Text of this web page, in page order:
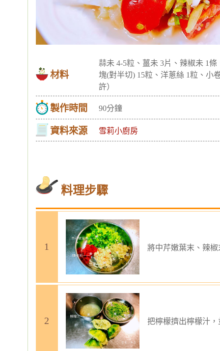
材料
蒜未 4-5粒、薑未 3片、辣椒未 1
塊(對半切) 15粒、洋蔥絲 1粒、小
許）
製作時間 90分鐘
資料來源 雪莉小廚房
料理步驟
將中芹嫩葉末、辣
把檸檬擠出檸檬汁